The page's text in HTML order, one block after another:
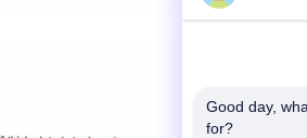
Good day,
for?